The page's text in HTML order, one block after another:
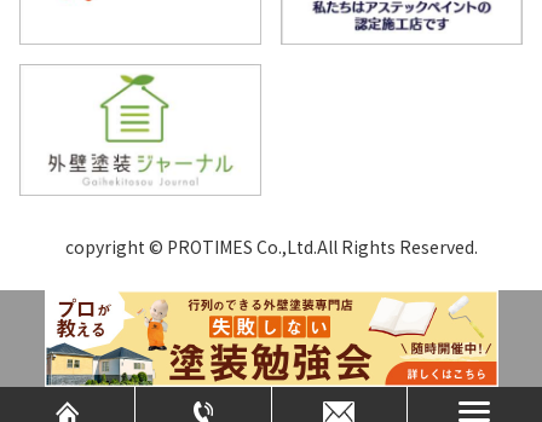
copyright © PROTIMES Co.,Ltd.All Rights Reserved.